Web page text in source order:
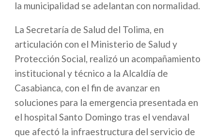
la municipalidad se adelantan con normalidad.
La Secretaría de Salud del Tolima, en
articulación con el Ministerio de Salud y
Protección Social, realizó un acompañamiento
institucional y técnico a la Alcaldía de
Casabianca, con el fin de avanzar en
soluciones para la emergencia presentada en
el hospital Santo Domingo tras el vendaval
que afectó la infraestructura del servicio de